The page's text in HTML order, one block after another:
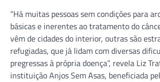
“Há muitas pessoas sem condições para
básicas e inerentes ao tratamento do
vêm de cidades do interior, outras são
refugiadas, que já lidam com diversas
pregressas à própria doença”, revela Liz
instituição Anjos Sem Asas, beneficiada